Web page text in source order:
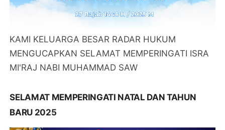
KAMI KELUARGA BESAR RADAR HUKUM
MENGUCAPKAN SELAMAT MEMPERINGATI ISRA
MI'RAJ NABI MUHAMMAD SAW
SELAMAT MEMPERINGATI NATAL DAN TAHUN
BARU 2025